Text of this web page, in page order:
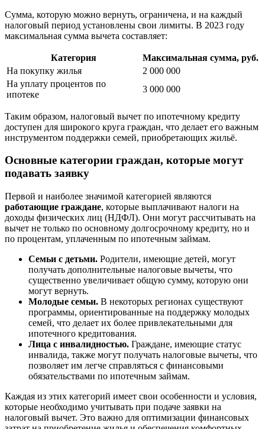
Сумма, которую можно вернуть, ограничена, и на каждый
налоговый период установлены свои лимиты. В 2023 году
максимальная сумма вычета составляет:
Категория
Максимальная сумма, руб.
На покупку жилья
2 000 000
На уплату процентов по
ипотеке
3 000 000
Таким образом, налоговый вычет по ипотечному кредиту
доступен для широкого круга граждан, что делает его важным
инструментом поддержки семей, приобретающих жильё.
Основные категории граждан, которые могут
подавать заявку
Первой и наиболее значимой категорией являются
работающие граждане, которые выплачивают налоги на
доходы физических лиц (НДФЛ). Они могут рассчитывать на
вычет не только по основному долгосрочному кредиту, но и
по процентам, уплаченным по ипотечным займам.
Семьи с детьми. Родители, имеющие детей, могут
получать дополнительные налоговые вычеты, что
существенно увеличивает общую сумму, которую они
могут вернуть.
Молодые семьи. В некоторых регионах существуют
программы, ориентированные на поддержку молодых
семей, что делает их более привлекательными для
ипотечного кредитования.
Лица с инвалидностью. Граждане, имеющие статус
инвалида, также могут получать налоговые вычеты, что
позволяет им легче справляться с финансовыми
обязательствами по ипотечным займам.
Каждая из этих категорий имеет свои особенности и условия,
которые необходимо учитывать при подаче заявки на
налоговый вычет. Это важно для оптимизации финансовых